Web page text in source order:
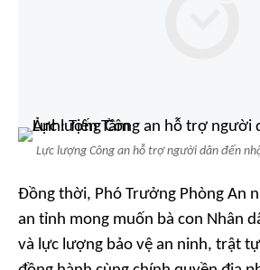
Lực lượng Công an hỗ trợ người dân đến
Đồng thời, Phó Trưởng Phòng An
an tỉnh mong muốn bà con Nhân
và lực lượng bảo vệ an ninh, trật